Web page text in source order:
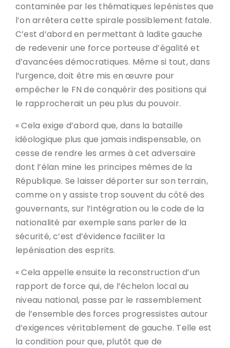
contaminée par les thématiques lepénistes que
l’on arrêtera cette spirale possiblement fatale.
C’est d’abord en permettant à ladite gauche
de redevenir une force porteuse d’égalité et
d’avancées démocratiques. Même si tout, dans
l’urgence, doit être mis en œuvre pour
empêcher le FN de conquérir des positions qui
le rapprocherait un peu plus du pouvoir.
« Cela exige d’abord que, dans la bataille
idéologique plus que jamais indispensable, on
cesse de rendre les armes à cet adversaire
dont l’élan mine les principes mêmes de la
République. Se laisser déporter sur son terrain,
comme on y assiste trop souvent du côté des
gouvernants, sur l’intégration ou le code de la
nationalité par exemple sans parler de la
sécurité, c’est d’évidence faciliter la
lepénisation des esprits.
« Cela appelle ensuite la reconstruction d’un
rapport de force qui, de l’échelon local au
niveau national, passe par le rassemblement
de l’ensemble des forces progressistes autour
d’exigences véritablement de gauche. Telle est
la condition pour que, plutôt que de